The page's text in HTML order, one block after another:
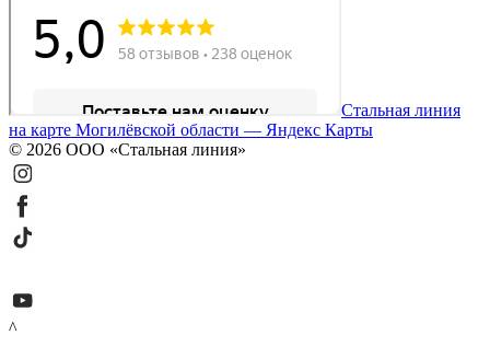
Стальная линия
на карте Могилёвской области — Яндекс Карты
© 2026 ООО «Стальная линия»
^